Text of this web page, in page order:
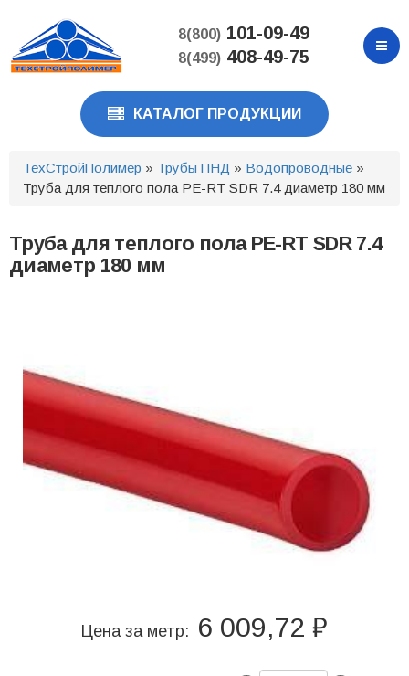
основному
содержанию
8(800)101-09-49
8(499)408-49-75
КАТАЛОГ ПРОДУКЦИИ
ТехСтройПолимер » Трубы ПНД » Водопроводные »
Труба для теплого пола PE-RT SDR 7.4 диаметр 180 мм
Труба для теплого пола PE-RT SDR 7.4
диаметр 180 мм
Цена за метр: 6 009,72 ₽